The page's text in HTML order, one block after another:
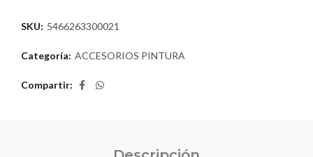
SKU: 5466263300021
Categoría: ACCESORIOS PINTURA
Compartir